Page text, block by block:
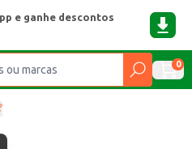
e ganhe descontos
0